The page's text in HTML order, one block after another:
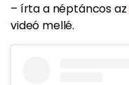
– írta a néptáncos az
videó mellé.